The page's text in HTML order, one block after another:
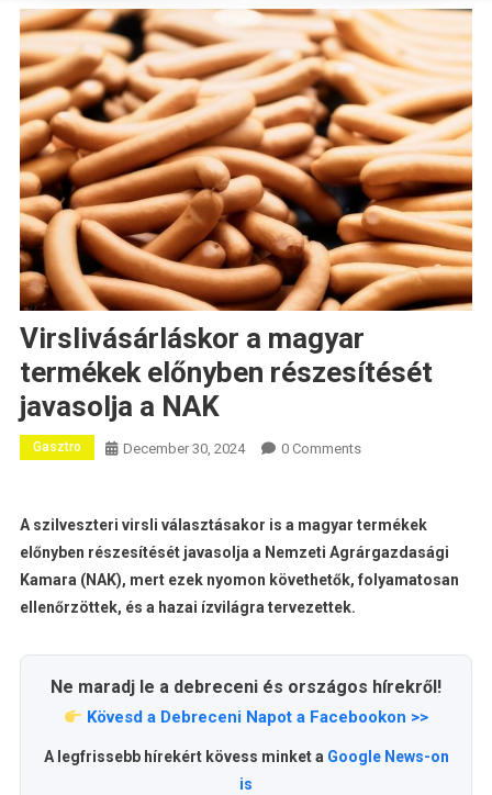
Virslivásárláskor a magyar
termékek előnyben részesítését
javasolja a NAK
Gasztro December 30, 2024 0 Comments
A szilveszteri virsli választásakor is a magyar termékek
előnyben részesítését javasolja a Nemzeti Agrárgazdasági
Kamara (NAK), mert ezek nyomon követhetők, folyamatosan
ellenőrzöttek, és a hazai ízvilágra tervezettek.
Ne maradj le a debreceni és országos hírekről!
Kövesd a Debreceni Napot a Facebookon >>
A legfrissebb hírekért kövess minket a Google News-on
is